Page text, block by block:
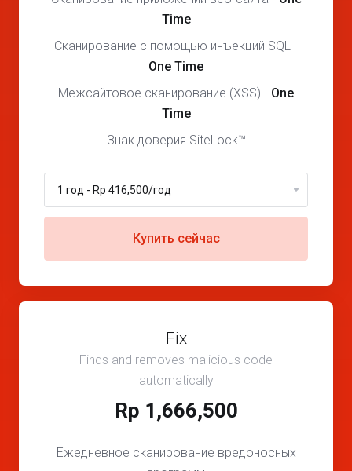
Time
Сканирование с помощью инъекций SQL -
One Time
Межсайтовое сканирование (XSS) - One
Time
Знак доверия SiteLock™
Купить сейчас
Fix
Finds and removes malicious code
automatically
Rp 1,666,500
Ежедневное сканирование вредоносных